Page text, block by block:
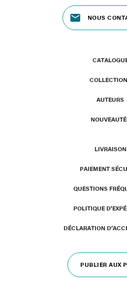
NOUS
AUTEURS
LIVRAISON
PAIEMENT
QUESTIONS
POLITIQUE
DÉCLARATION
PUBLIER AUX